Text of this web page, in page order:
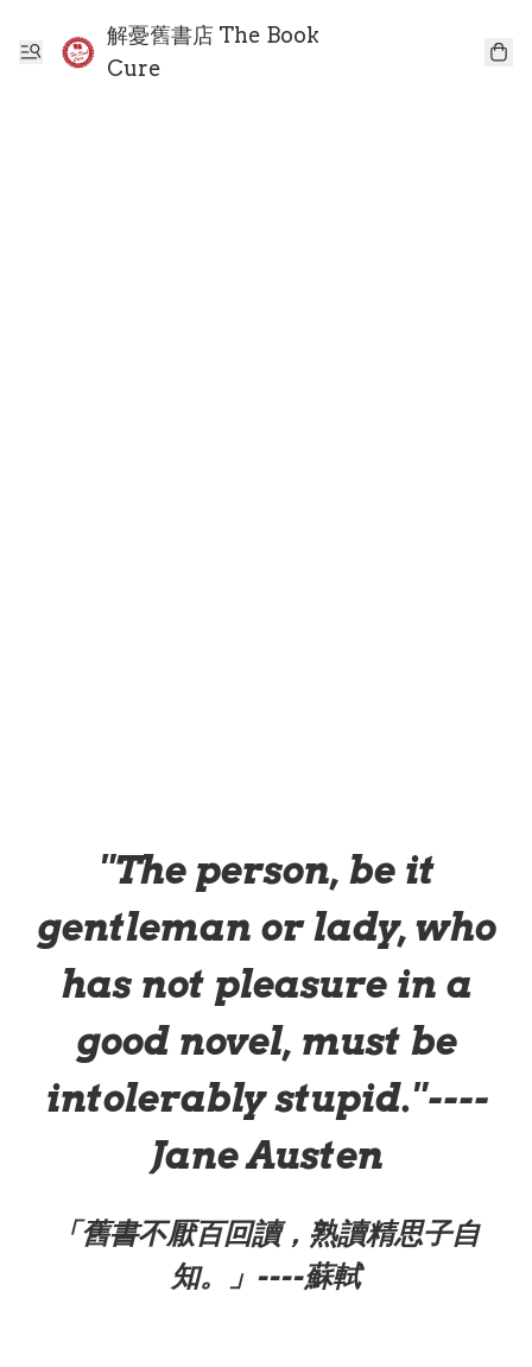
解憂舊書店 The Book
Cure
"The person, be it
gentleman or lady, who
has not pleasure in a
good novel, must be
intolerably stupid."----
Jane Austen
「舊書不厭百回讀，熟讀精思子自
知。」----蘇軾